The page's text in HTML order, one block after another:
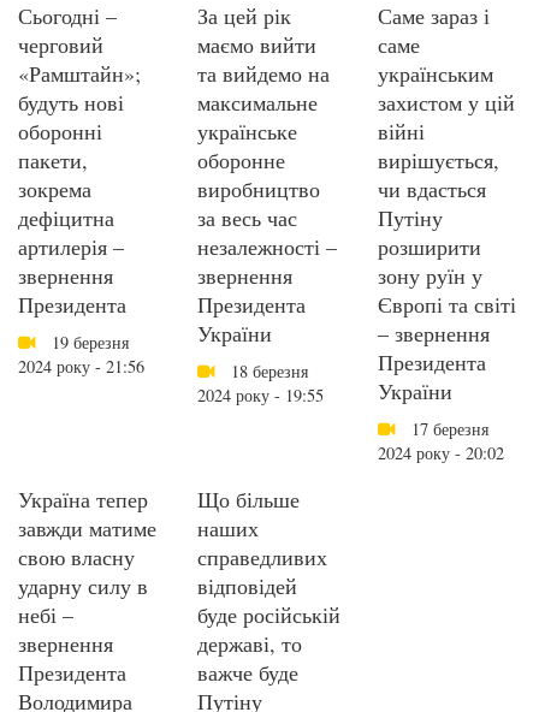
Сьогодні –
черговий
«Рамштайн»;
будуть нові
оборонні
пакети,
зокрема
дефіцитна
артилерія –
звернення
Президента
19 березня
2024 року - 21:56
За цей рік
маємо вийти
та вийдемо на
максимальне
українське
оборонне
виробництво
за весь час
незалежності –
звернення
Президента
України
18 березня
2024 року - 19:55
Саме зараз і
саме
українським
захистом у цій
війні
вирішується,
чи вдасться
Путіну
розширити
зону руїн у
Європі та світі
– звернення
Президента
України
17 березня
2024 року - 20:02
Україна тепер
завжди матиме
свою власну
ударну силу в
небі –
звернення
Президента
Володимира
Що більше
наших
справедливих
відповідей
буде російській
державі, то
важче буде
Путіну